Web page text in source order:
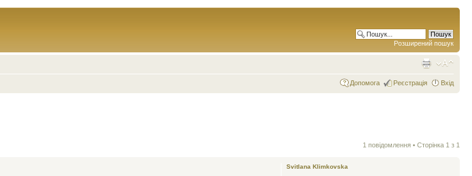
Розширений пошук
Допомога Реєстрація Вхід
1 повідомлення • Сторінка 1 з 1
Svitlana Klimkovska